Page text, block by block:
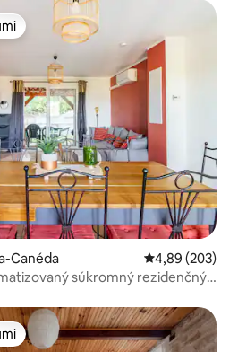
Canéda Priemerné
4,89 (203)
súkromný rezidenčný